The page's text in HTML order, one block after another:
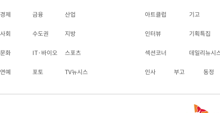
경제 금융 산업
사회 수도권 지방
문화 IT·바이오 스포츠
연예 포토 TV뉴시스
아트클럽 기고
인터뷰 기획특집
섹션코너 데일리뉴시
인사 부고 동정